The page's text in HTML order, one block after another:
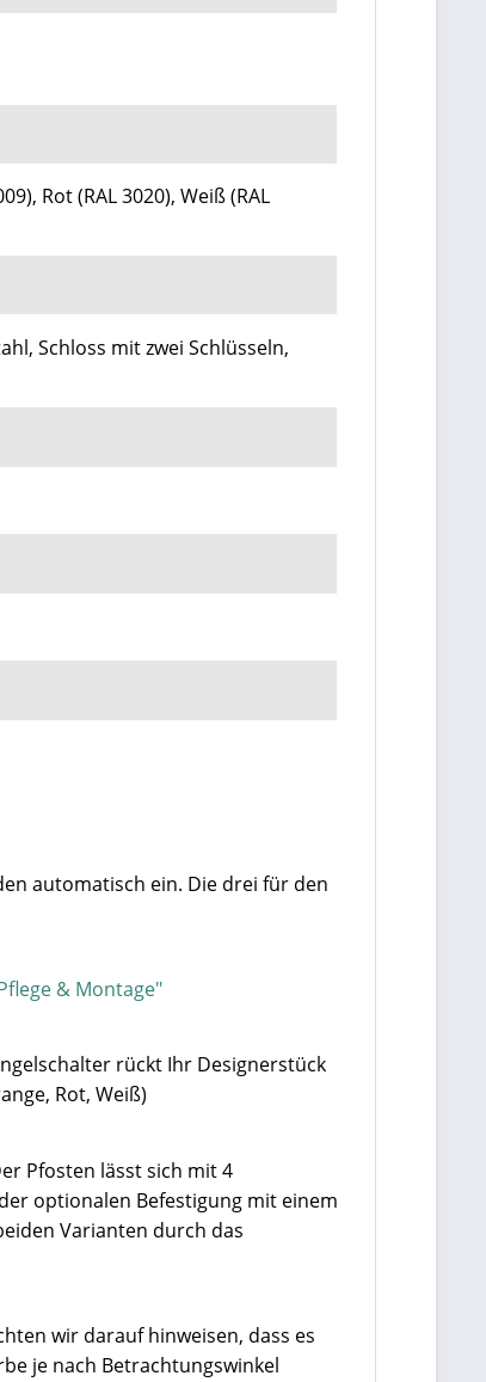
, Rot (RAL 3020), Weiß(RAL
Schloss mit zwei Schlüsseln,
automatisch ein. Die drei für den
& Montage"
rückt Ihr Designerstück
Rot, Weiß)
Pfosten lässt sich mit 4
optionalen Befestigung mit einem
Varianten durch das
wir darauf hinweisen, dass es
je nach Betrachtungswinkel